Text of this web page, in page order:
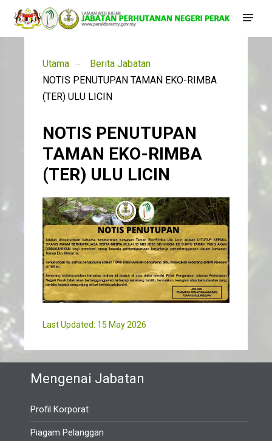
Utama
Berita Jabatan
NOTIS PENUTUPAN TAMAN EKO-RIMBA
(TER) ULU LICIN
NOTIS PENUTUPAN
TAMAN EKO-RIMBA
(TER) ULU LICIN
Last Updated: 15 May 2026
Mengenai Jabatan
Profil Korporat
Piagam Pelanggan